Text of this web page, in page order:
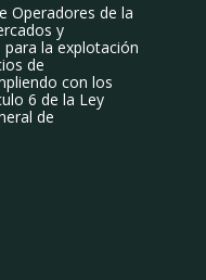
Operadores de la
y
la explotación
de
con los
6 de la Ley
de